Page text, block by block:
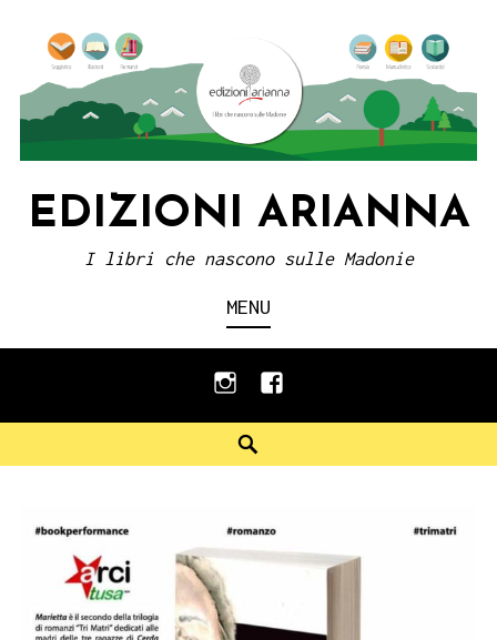
content
EDIZIONI ARIANNA
I libri che nascono sulle Madonie
MENU
instagramfacebook